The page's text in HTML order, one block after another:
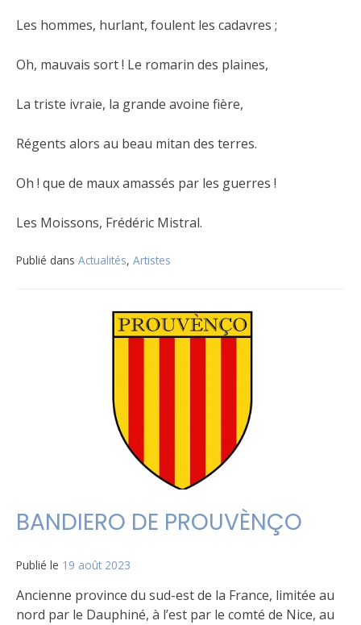
Les hommes, hurlant, foulent les cadavres ;
Oh, mauvais sort ! Le romarin des plaines,
La triste ivraie, la grande avoine fière,
Régents alors au beau mitan des terres.
Oh ! que de maux amassés par les guerres !
Les Moissons, Frédéric Mistral.
Publié dans Actualités, Artistes
BANDIERO DE PROUVÈNÇO
Publié le 19 août 2023
Ancienne province du sud-est de la France, limitée au
nord par le Dauphiné, à l’est par le comté de Nice, au